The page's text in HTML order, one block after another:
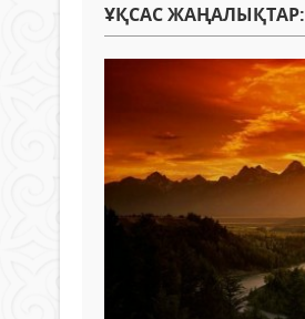
ҰҚСАС ЖАҢАЛЫҚТАР: